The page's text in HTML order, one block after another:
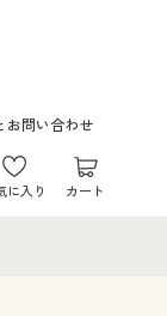
お問い合わせ
に入り カート